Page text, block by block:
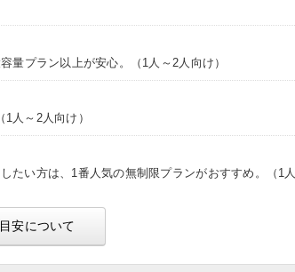
量プラン以上が安心。（1人～2人向け）
人～2人向け）
たい方は、1番人気の無制限プランがおすすめ。（1人
安について